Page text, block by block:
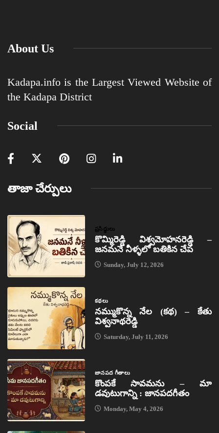
About Us
Kadapa.info is the Largest Viewed Website of
the Kadapa District
Social
తాజా చేర్పులు
ప్రసిద్ధులు
కొమ్మిరెడ్డి విశ్వమోహనరెడ్డి –
జనమనే నీళ్ళలో బతికిన చేప
Sunday, July 12, 2026
కథలు
నమ్ముకొన్న నేల (కథ) – కేతు
విశ్వనాథరెడ్డి
Saturday, July 11, 2026
జానపద గీతాలు
కొంపకే సావమను – మా
డవుటుగాన్ని : జానపదగీతం
Monday, May 4, 2026